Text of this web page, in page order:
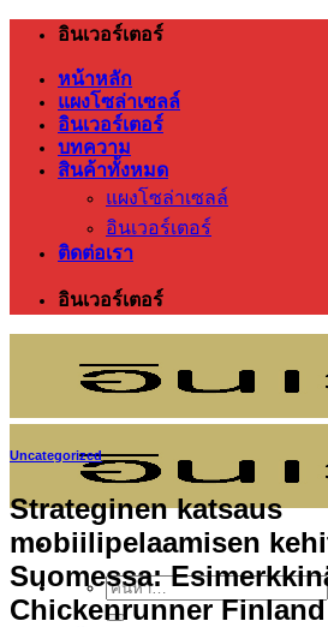
ข้าม
เนื้อหา
อินเวอร์เตอร์
หน้าหลัก
แผงโซล่าเซลล์
อินเวอร์เตอร์
บทความ
สินค้าทั้งหมด
แผงโซล่าเซลล์
อินเวอร์เตอร์
ติดต่อเรา
อินเวอร์เตอร์
ค้นหา:
Uncategorized
Strateginen katsaus
mobiilipelaamisen
Suomessa:
Chickenrunner Finland